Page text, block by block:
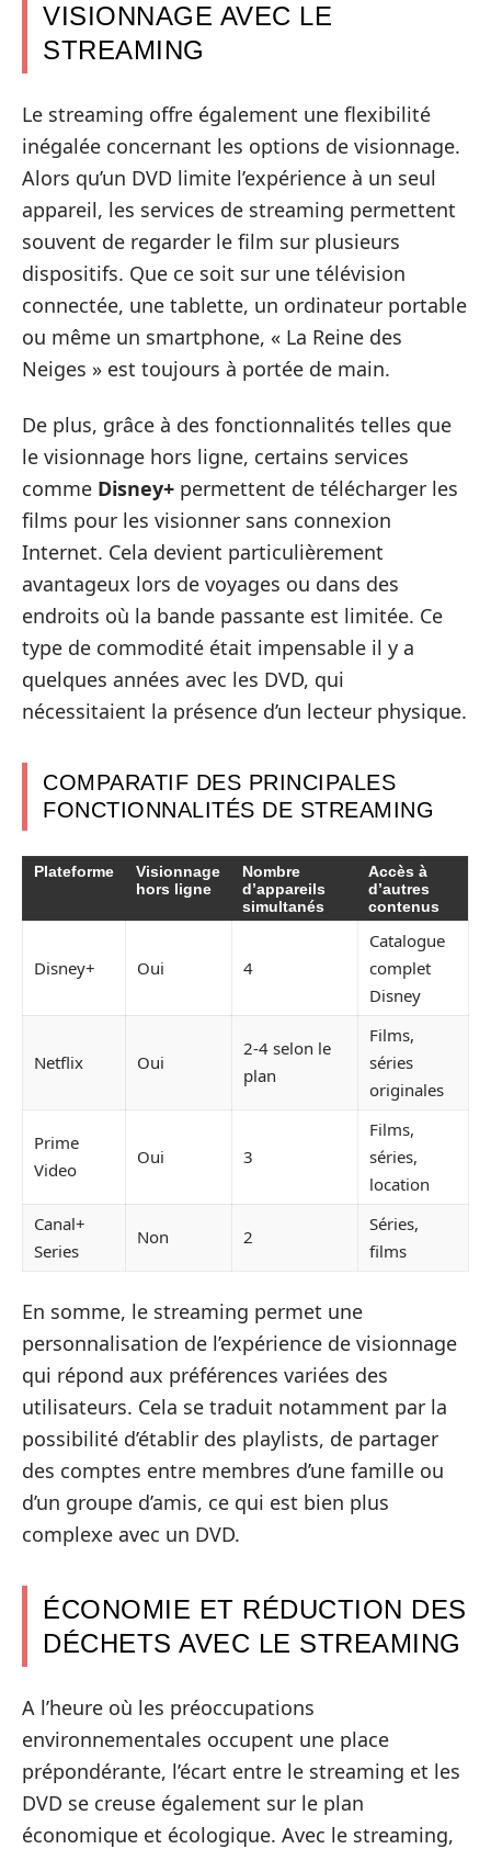
VISIONNAGE AVEC LE
STREAMING
Le streaming offre également une flexibilité
inégalée concernant les options de visionnage.
Alors qu’un DVD limite l’expérience à un seul
appareil, les services de streaming permettent
souvent de regarder le film sur plusieurs
dispositifs. Que ce soit sur une télévision
connectée, une tablette, un ordinateur portable
ou même un smartphone, « La Reine des
Neiges » est toujours à portée de main.
De plus, grâce à des fonctionnalités telles que
le visionnage hors ligne, certains services
comme Disney+ permettent de télécharger les
films pour les visionner sans connexion
Internet. Cela devient particulièrement
avantageux lors de voyages ou dans des
endroits où la bande passante est limitée. Ce
type de commodité était impensable il y a
quelques années avec les DVD, qui
nécessitaient la présence d’un lecteur physique.
COMPARATIF DES PRINCIPALES
FONCTIONNALITÉS DE STREAMING
Plateforme
Visionnage
hors ligne
Nombre
d’appareils
simultanés
Accès à
d’autres
contenus
Disney+ Oui 4
Catalogue
complet
Disney
Netflix Oui
2-4 selon le
plan
Films,
séries
originales
Prime
Video
Oui 3
Films,
séries,
location
Canal+
Series
Non 2
Séries,
films
En somme, le streaming permet une
personnalisation de l’expérience de visionnage
qui répond aux préférences variées des
utilisateurs. Cela se traduit notamment par la
possibilité d’établir des playlists, de partager
des comptes entre membres d’une famille ou
d’un groupe d’amis, ce qui est bien plus
complexe avec un DVD.
ÉCONOMIE ET RÉDUCTION DES
DÉCHETS AVEC LE STREAMING
A l’heure où les préoccupations
environnementales occupent une place
prépondérante, l’écart entre le streaming et les
DVD se creuse également sur le plan
économique et écologique. Avec le streaming,